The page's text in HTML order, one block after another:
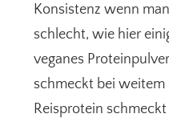
Konsistenz wenn
schlecht, wie hier
veganes
schmeckt bei weitem
Reisprotein